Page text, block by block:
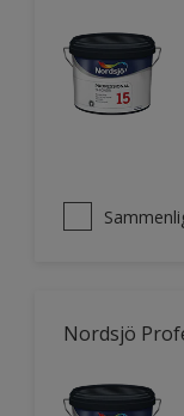
Nordsjö